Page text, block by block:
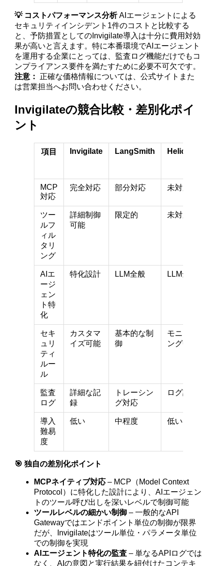
💡 コストパフォーマンス分析AIエージェントによる
セキュリティインシデント1件のコストと比較する
と、予防措置としてのInvigilate導入は十分に費用対効
果が高いと言えます。特に本番環境でAIエージェント
を運用する企業にとっては、監査ログ機能だけでもコ
ンプライアンス要件を満たすために必要不可欠です。
注意：
正確な価格情報については、公式サイトまた
は営業担当へお問い合わせください。
Invigilateの競合比較・差別化ポイ
ント
項目 Invigilate LangSmith Helicone
MCP
対応
完全対応 部分対応 未対応
ツー
ルフ
ィル
タリ
ング
詳細制御
可能
限定的 未対応
AIエ
ージ
ェン
ト特
化
特化設計 LLM全般 LLM全般
セキ
ュリ
ティ
ルー
ル
カスタマ
イズ可能
基本的な制
御
モニタリ
ング中心
監査
ログ
詳細な記
録
トレーシン
グ対応
ログ記録
導入
難易
度
低い 中程度 低い
🎯 独自の差別化ポイント
MCPネイティブ対応 – MCP（Model Context
Protocol）に特化した設計により、AIエージェン
トのツール呼び出しを深いレベルで制御可能
ツールレベルの細かい制御 – 一般的なAPI
Gatewayではエンドポイント単位の制御が限界
だが、Invigilateはツール単位・パラメータ単位
での制御を実現
AIエージェント特化の監査 – 単なるAPIログでは
なく、AIの意図と実行結果を紐付けたコンテキ